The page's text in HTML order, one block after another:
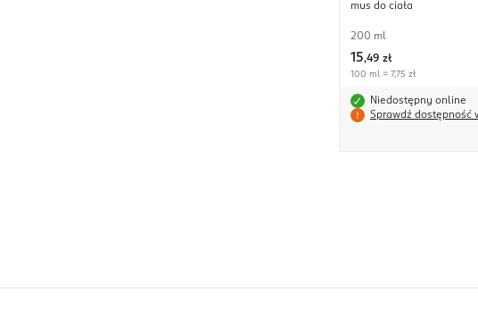
mus do ciała
200 ml
15,49 zł
100 ml = 7,75 zł
Niedostępny online
Sprawdź dostępność